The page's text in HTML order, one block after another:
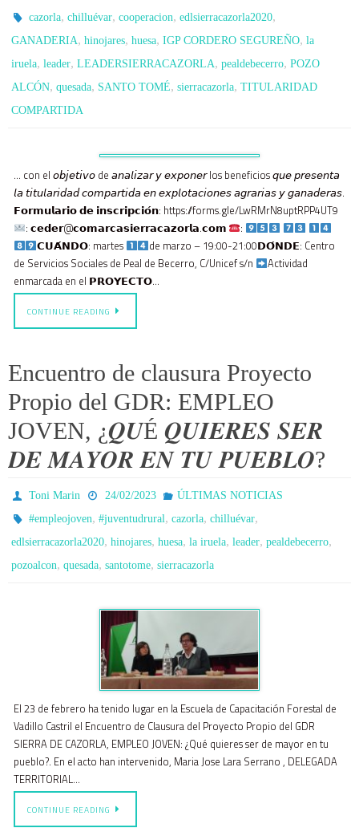
cazorla,chilluévar,cooperacion,edlsierracazorla2020,
GANADERIA, hinojares, huesa, IGP CORDERO SEGUREÑO, la
iruela, leader, LEADERSIERRACAZORLA, pealdebecerro, POZO
ALCÓN, quesada, SANTO TOMÉ, sierracazorla, TITULARIDAD
COMPARTIDA
… con el 𝘰𝘣𝘫𝘦𝘵𝘪𝘷𝘰 de 𝘢𝘯𝘢𝘭𝘪𝘻𝘢𝘳 𝘺 𝘦𝘹𝘱𝘰𝘯𝘦𝘳 los beneficios 𝘲𝘶𝘦 𝘱𝘳𝘦𝘴𝘦𝘯𝘵𝘢
𝘭𝘢 𝘵𝘪𝘵𝘶𝘭𝘢𝘳𝘪𝘥𝘢𝘥 𝘤𝘰𝘮𝘱𝘢𝘳𝘵𝘪𝘥𝘢 𝘦𝘯 𝘦𝘹𝘱𝘭𝘰𝘵𝘢𝘤𝘪𝘰𝘯𝘦𝘴 𝘢𝘨𝘳𝘢𝘳𝘪𝘢𝘴 𝘺 𝘨𝘢𝘯𝘢𝘥𝘦𝘳𝘢𝘴.
𝗙𝗼𝗿𝗺𝘂𝗹𝗮𝗿𝗶𝗼 𝗱𝗲 𝗶𝗻𝘀𝗰𝗿𝗶𝗽𝗰𝗶𝗼́𝗻: https://forms.gle/LwRMrN8uptRPP4UT9
: 𝗰𝗲𝗱𝗲𝗿@𝗰𝗼𝗺𝗮𝗿𝗰𝗮𝘀𝗶𝗲𝗿𝗿𝗮𝗰𝗮𝘇𝗼𝗿𝗹𝗮.𝗰𝗼𝗺
:
𝗖𝗨𝗔́𝗡𝗗𝗢: martes
de marzo – 19:00-21:00𝗗𝗢́𝗡𝗗𝗘: Centro
de Servicios Sociales de Peal de Becerro, C/Unicef s/n
Actividad
enmarcada en el 𝗣𝗥𝗢𝗬𝗘𝗖𝗧𝗢…
CONTINUE READING
Encuentro de clausura Proyecto
Propio del GDR: EMPLEO
JOVEN, ¿𝑸𝑼É 𝑸𝑼𝑰𝑬𝑹𝑬𝑺 𝑺𝑬𝑹
𝑫𝑬 𝑴𝑨𝒀𝑶𝑹 𝑬𝑵 𝑻𝑼 𝑷𝑼𝑬𝑩𝑳𝑶?
Toni Marin 24/02/2023
ÚLTIMAS NOTICIAS
#empleojoven,#juventudrural,cazorla,chilluévar,
edlsierracazorla2020, hinojares, huesa, la iruela, leader, pealdebecerro,
pozoalcon, quesada, santotome, sierracazorla
El 23 de febrero ha tenido lugar en la Escuela de Capacitación Forestal de
Vadillo Castril el Encuentro de Clausura del Proyecto Propio del GDR
SIERRA DE CAZORLA, EMPLEO JOVEN: ¿Qué quieres ser de mayor en tu
pueblo?. En el acto han intervenido, Maria Jose Lara Serrano , DELEGADA
TERRITORIAL…
CONTINUE READING